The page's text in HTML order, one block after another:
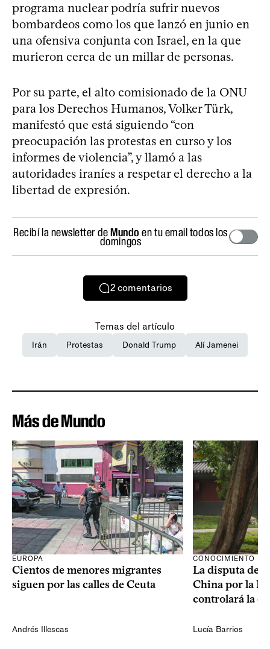
programa nuclear podría sufrir nuevos
bombardeos como los que lanzó en junio en
una ofensiva conjunta con Israel, en la que
murieron cerca de un millar de personas.
Por su parte, el alto comisionado de la ONU
para los Derechos Humanos, Volker Türk,
manifestó que está siguiendo “con
preocupación las protestas en curso y los
informes de violencia”, y llamó a las
autoridades iraníes a respetar el derecho a la
libertad de expresión.
Recibí la newsletter deMundo en tu email todos los
domingos
2 comentarios
Temas del artículo
Irán Protestas Donald Trump Alí Jamenei
Más de Mundo
EUROPA
Cientos de menores migrantes
siguen por las calles de Ceuta
Andrés Illescas
CONOCIMIENTO
La disputa de
China por la
controlará la
Lucía Barrios